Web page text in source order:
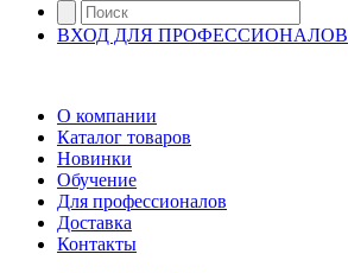
ВХОД ДЛЯ ПРОФЕССИОНАЛОВ
О компании
Каталог товаров
Новинки
Обучение
Для профессионалов
Доставка
Контакты